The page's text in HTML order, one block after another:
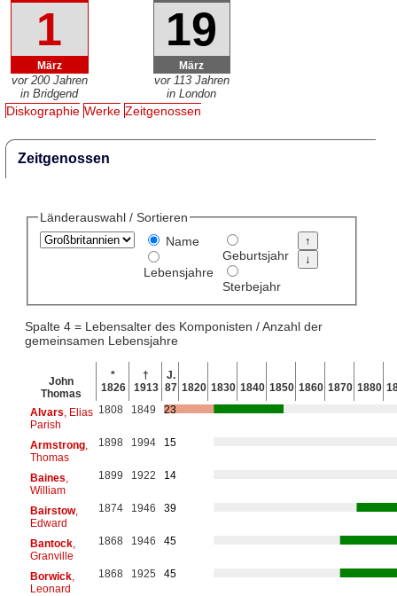
1
März
vor 200 Jahren
in Bridgend
19
März
vor 113 Jahren
in London
Diskographie Werke Zeitgenossen
Zeitgenossen
Länderauswahl / Sortieren
Name
Lebensjahre
Geburtsjahr
Sterbejahr
Spalte 4 = Lebensalter des Komponisten / Anzahl der
gemeinsamen Lebensjahre
John
Thomas
*
1826
†
1913
J.
87 1820 1830 1840 1850 1860 1870 1880
Alvars , Elias
Parish
1808 1849 23
Armstrong,
Thomas
1898 1994 15
Baines
William
1899 1922 14
Bairstow,
Edward
1874 1946 39
Bantock,
Granville
1868 1946 45
Borwick,
Leonard
1868 1925 45